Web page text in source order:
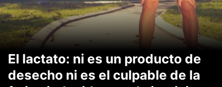
El lactato: ni es un producto de
desecho ni es el culpable de la